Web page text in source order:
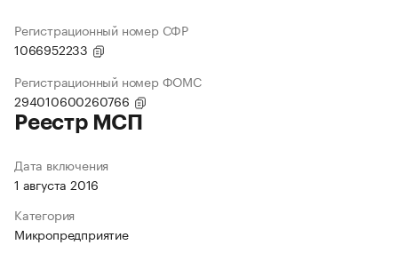
Регистрационный номер СФР
1066952233
Регистрационный номер ФОМС
294010600260766
Реестр МСП
Дата включения
1 августа 2016
Категория
Микропредприятие